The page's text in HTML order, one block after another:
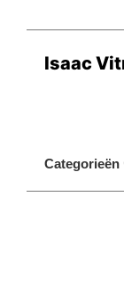
Isaac
Categorieën